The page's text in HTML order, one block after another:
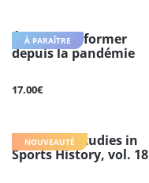
À PARAÎTRE
Éduquer et former
depuis la pandémie
17.00€
NOUVEAUTÉ
European Studies in
Sports History, vol. 18